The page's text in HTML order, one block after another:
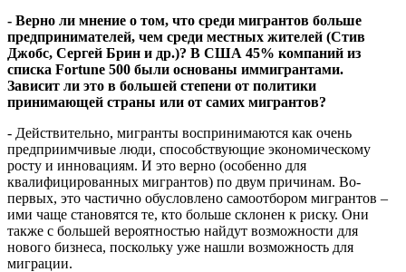
- Верно ли мнение о том, что среди мигрантов больше
предпринимателей, чем среди местных жителей (Стив
Джобс, Сергей Брин и др.)? В США 45% компаний из
списка Fortune 500 были основаны иммигрантами.
Зависит ли это в большей степени от политики
принимающей страны или от самих мигрантов?
- Действительно, мигранты воспринимаются как очень
предприимчивые люди, способствующие экономическому
росту и инновациям. И это верно (особенно для
квалифицированных мигрантов) по двум причинам. Во-
первых, это частично обусловлено самоотбором мигрантов –
ими чаще становятся те, кто больше склонен к риску. Они
также с большей вероятностью найдут возможности для
нового бизнеса, поскольку уже нашли возможность для
миграции.